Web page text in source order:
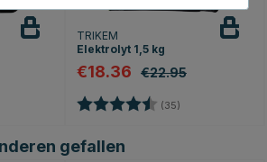
TRIKEM
Elektrolyt 1,5 kg
€18.36 €22.95
Bewertung: (35)
gefallen